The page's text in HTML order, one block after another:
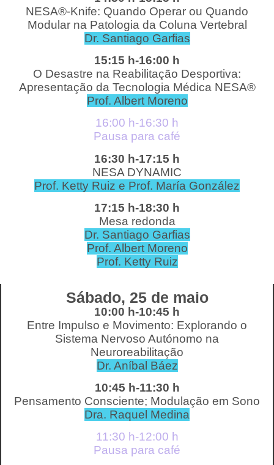
NESA®-Knife: Quando Operar ou Quando
Modular na Patologia da Coluna Vertebral
Dr. Santiago Garfias
15:15 h-16:00 h
O Desastre na Reabilitação Desportiva:
Apresentação da Tecnologia Médica NESA®
Prof. Albert Moreno
16:00 h-16:30 h
Pausa para café
16:30 h-17:15 h
NESA DYNAMIC
Prof. Ketty Ruiz e Prof. María González
17:15 h-18:30 h
Mesa redonda
Dr. Santiago Garfias
Prof. Albert Moreno
Prof. Ketty Ruiz
Sábado, 25 de maio
10:00 h-10:45 h
Entre Impulso e Movimento: Explorando o
Sistema Nervoso Autónomo na
Neuroreabilitação
Dr. Aníbal Báez
10:45 h-11:30 h
Pensamento Consciente; Modulação em Sono
Dra. Raquel Medina
11:30 h-12:00 h
Pausa para café